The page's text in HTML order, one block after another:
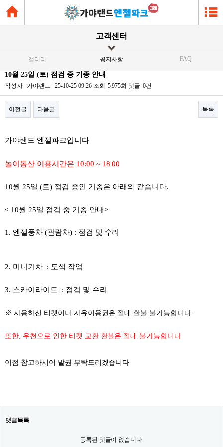
고객센터
갤러리 공지사항 FAQ
10월 25일 (토) 점검 중 기종 안내
작성자 가야랜드 25-10-25 09:26 조회 5,975회 댓글 0건
이전글 다음글 목록
가야랜드 엔젤파크입니다
놀이동산 이용시간은 10:00 ~ 18:00
10월 25일 (토) 점검 중인 기종은 아래와 같습니다.
< 10월 25일 점검 중 기종 안내>
1. 엔젤풍차 (관람차) : 점검 및 수리
2. 미니기차 : 도색 작업
3. 스카이라이드 : 점검 및 수리
※ 사용하신 티켓이나 자유이용권은 절대 환불 불가능합니다.
또한, 우천으로 인한 티켓 교환 환불은 절대 불가능합니다
이점 참고하시어 발권 부탁드리겠습니다
댓글목록
등록된 댓글이 없습니다.